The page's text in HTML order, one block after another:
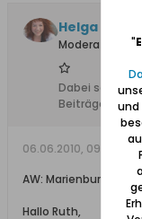
Helga +,
Moderatorin
Dabei seit:
Beiträge:
1948
06.06.2010, 09:49
AW: Marienburg
Hallo Ruth,
"
und